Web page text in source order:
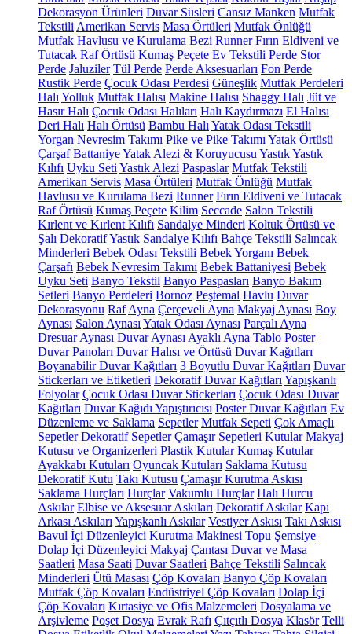
Dekorasyon Ürünleri Duvar Süsleri Cansız Manken Mutfak
Tekstili Amerikan Servis Masa Örtüleri Mutfak Önlüğü
Mutfak Havlusu ve Kurulama Bezi Runner Fırın Eldiveni ve
Tutacak Raf Örtüsü Kumaş Peçete Ev Tekstili Perde Stor
Perde Jaluziler Tül Perde Perde Aksesuarları Fon Perde
Rustik Perde Çocuk Odası Perdesi Güneşlik Mutfak Perdeleri
Halı Yolluk Mutfak Halısı Makine Halısı Shaggy Halı Jüt ve
Hasır Halı Çocuk Odası Halıları Halı Kaydırmazı El Halısı
Deri Halı Halı Örtüsü Bambu Halı Yatak Odası Tekstili
Yorgan Nevresim Takımı Pike ve Pike Takımı Yatak Örtüsü
Çarşaf BattaniyeYatak Alezi & Koruyucusu YastıkYastık
Kılıfı Uyku Seti Yastık Alezi Paspaslar Mutfak Tekstili
Amerikan Servis Masa Örtüleri Mutfak Önlüğü Mutfak
Havlusu ve Kurulama Bezi Runner Fırın Eldiveni ve Tutacak
Raf Örtüsü Kumaş Peçete Kilim Seccade Salon Tekstili
Kırlent ve Kırlent Kılıfı Sandalye Minderi Koltuk Örtüsü ve
Şalı Dekoratif Yastık Sandalye Kılıfı Bahçe Tekstili Salıncak
Minderleri Bebek Odası Tekstili Bebek Yorganı Bebek
Çarşafı Bebek Nevresim Takımı Bebek Battaniyesi Bebek
Uyku Seti Banyo Tekstil Banyo Paspasları Banyo Bakım
Setleri Banyo Perdeleri Bornoz Peştemal Havlu Duvar
Dekorasyonu Raf Ayna Çerçeveli Ayna Makyaj Aynası Boy
Aynası Salon Aynası Yatak Odası Aynası Parçalı Ayna
Dresuar Aynası Duvar Aynası Ayaklı Ayna Tablo Poster
Duvar Panoları Duvar Halısı ve Örtüsü Duvar Kağıtları
Boyanabilir Duvar Kağıtları 3 Boyutlu Duvar Kağıtları Duvar
Stickerları ve Etiketleri Dekoratif Duvar Kağıtları Yapışkanlı
Folyolar Çocuk Odası Duvar Stickerları Çocuk Odası Duvar
Kağıtları Duvar Kağıdı Yapıştırıcısı Poster Duvar Kağıtları Ev
Düzenleme ve Saklama Sepetler Mutfak Sepeti Çok Amaçlı
Sepetler Dekoratif Sepetler Çamaşır Sepetleri Kutular Makyaj
Kutusu ve Organizerleri Plastik Kutular Kumaş Kutular
Ayakkabı Kutuları Oyuncak Kutuları Saklama Kutusu
Dekoratif Kutu Takı Kutusu Çamaşır Kurutma Askısı
Saklama Hurçları Hurçlar Vakumlu Hurçlar Halı Hurcu
Askılar Elbise ve Aksesuar Askıları Dekoratif Askılar Kapı
Arkası Askıları Yapışkanlı Askılar Vestiyer Askısı Takı Askısı
Bavul İçi Düzenleyici Kurutma Makinesi Topu Şemsiye
Dolap İçi Düzenleyici Makyaj Çantası Duvar ve Masa
Saatleri Masa Saati Duvar Saatleri Bahçe Tekstili Salıncak
Minderleri Ütü Masası Çöp Kovaları Banyo Çöp Kovaları
Mutfak Çöp Kovaları Endüstriyel Çöp Kovaları Dolap İçi
Çöp Kovaları Kırtasiye ve Ofis Malzemeleri Dosyalama ve
Arşivleme Poşet Dosya Evrak Rafı Çıtçıtlı Dosya Klasör Telli